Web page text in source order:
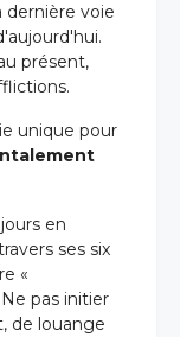
dernière voie
présent,
unique pour
en
ses six
«
pas initier
de louange